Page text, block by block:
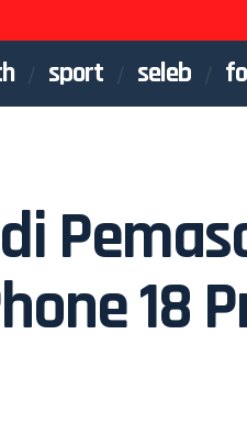
sport seleb
18